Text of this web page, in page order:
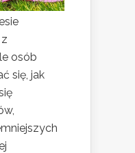
osób
się, jak